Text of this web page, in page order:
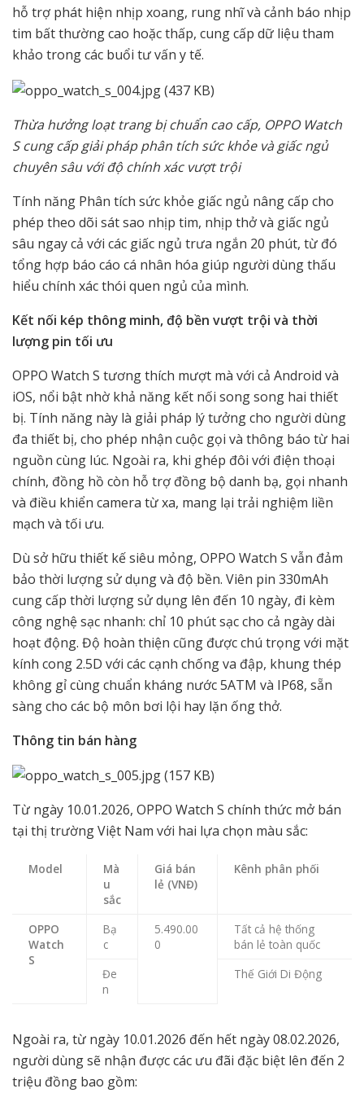
hỗ trợ phát hiện nhịp xoang, rung nhĩ và cảnh báo nhịp
tim bất thường cao hoặc thấp, cung cấp dữ liệu tham
khảo trong các buổi tư vấn y tế.
Thừa hưởng loạt trang bị chuẩn cao cấp, OPPO Watch
S cung cấp giải pháp phân tích sức khỏe và giấc ngủ
chuyên sâu với độ chính xác vượt trội
Tính năng Phân tích sức khỏe giấc ngủ nâng cấp cho
phép theo dõi sát sao nhịp tim, nhịp thở và giấc ngủ
sâu ngay cả với các giấc ngủ trưa ngắn 20 phút, từ đó
tổng hợp báo cáo cá nhân hóa giúp người dùng thấu
hiểu chính xác thói quen ngủ của mình.
Kết nối kép thông minh, độ bền vượt trội và thời
lượng pin tối ưu
OPPO Watch S tương thích mượt mà với cả Android và
iOS, nổi bật nhờ khả năng kết nối song song hai thiết
bị. Tính năng này là giải pháp lý tưởng cho người dùng
đa thiết bị, cho phép nhận cuộc gọi và thông báo từ hai
nguồn cùng lúc. Ngoài ra, khi ghép đôi với điện thoại
chính, đồng hồ còn hỗ trợ đồng bộ danh bạ, gọi nhanh
và điều khiển camera từ xa, mang lại trải nghiệm liền
mạch và tối ưu.
Dù sở hữu thiết kế siêu mỏng, OPPO Watch S vẫn đảm
bảo thời lượng sử dụng và độ bền. Viên pin 330mAh
cung cấp thời lượng sử dụng lên đến 10 ngày, đi kèm
công nghệ sạc nhanh: chỉ 10 phút sạc cho cả ngày dài
hoạt động. Độ hoàn thiện cũng được chú trọng với mặt
kính cong 2.5D với các cạnh chống va đập, khung thép
không gỉ cùng chuẩn kháng nước 5ATM và IP68, sẵn
sàng cho các bộ môn bơi lội hay lặn ống thở.
Thông tin bán hàng
Từ ngày 10.01.2026, OPPO Watch S chính thức mở bán
tại thị trường Việt Nam với hai lựa chọn màu sắc:
Model
Mà
u
sắc
Giá bán
lẻ (VNĐ)
Kênh phân phối
OPPO
Watch
S
Bạ
c
5.490.00
0
Tất cả hệ thống
bán lẻ toàn quốc
Đe
n
Thế Giới Di Động
Ngoài ra, từ ngày 10.01.2026 đến hết ngày 08.02.2026,
người dùng sẽ nhận được các ưu đãi đặc biệt lên đến 2
triệu đồng bao gồm: